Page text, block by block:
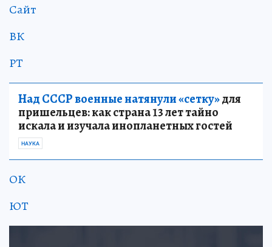
Сайт
ВК
РТ
Над СССР военные натянули «сетку»для
пришельцев: как страна 13 лет тайно
искала и изучала инопланетных гостей
НАУКА
ОК
ЮТ